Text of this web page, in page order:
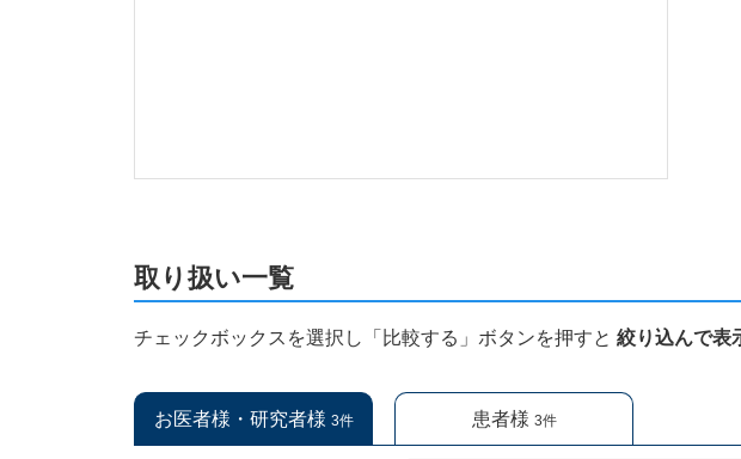
取り扱い一覧
チェックボックスを選択し「比較する」ボタンを押すと絞り込んで表
お医者様・研究者様 3件 患者様 3件